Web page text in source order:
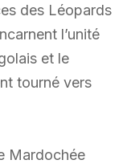
des Léopards
l’unité
et le
tourné vers
Mardochée